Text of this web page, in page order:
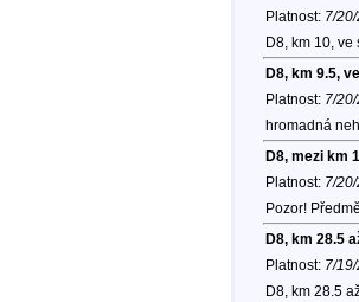
Platnost: 7/
D8, km 10,
D8, km 9.5,
Platnost: 7/
hromadná
D8, mezi km
Platnost: 7/
Pozor!
D8, km 28.5
Platnost: 7/
D8, km 28.5